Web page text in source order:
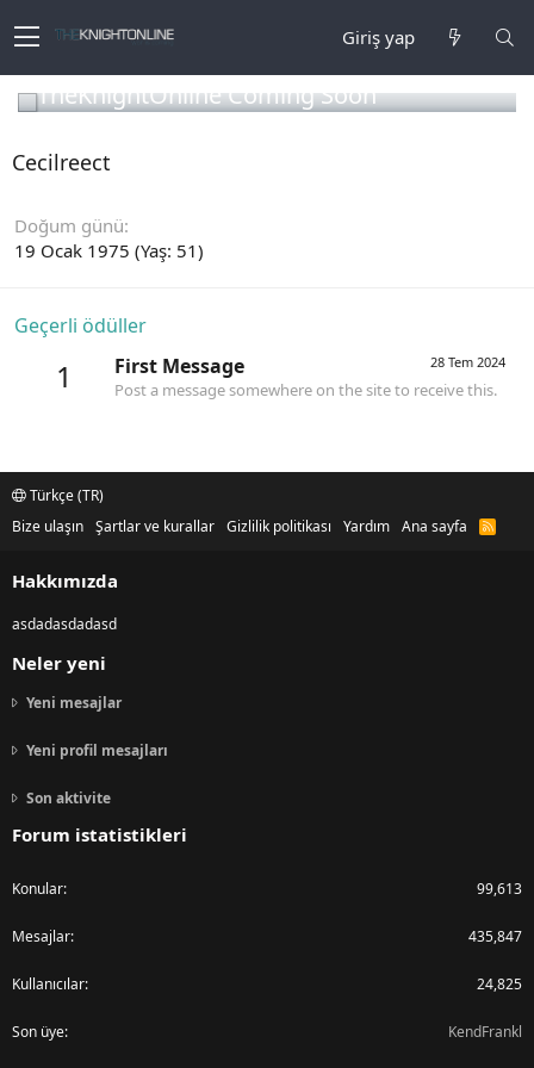
Giriş yap
TheKnightOnline Coming Soon
Cecilreect
Doğum günü
19 Ocak 1975 (Yaş: 51)
Geçerli ödüller
1 28 Tem 2024
First Message
Post a message somewhere on the site to receive this.
Türkçe (TR)
Bize ulaşın Şartlar ve kurallar Gizlilik politikası Yardım Ana sayfa
R
Hakkımızda
asdadasdadasd
Neler yeni
Yeni mesajlar
Yeni profil mesajları
Son aktivite
Forum istatistikleri
Konular 99,613
Mesajlar 435,847
Kullanıcılar 24,825
Son üye KendFrankl